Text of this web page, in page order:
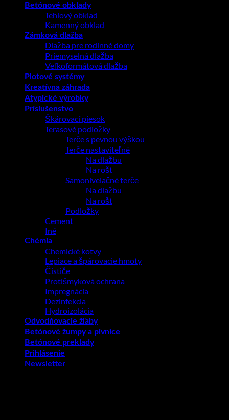
Betónové obklady
Tehlový obklad
Kamenný obklad
Zámková dlažba
Dlažba pre rodinné domy
Priemyselná dlažba
Veľkoformátová dlažba
Plotové systémy
Kreatívna záhrada
Atypické výrobky
Príslušenstvo
Škárovací piesok
Terasové podložky
Terče s pevnou výškou
Terče nastaviteľné
Na dlažbu
Na rošt
Samonivelačné terče
Na dlažbu
Na rošt
Podložky
Cement
Iné
Chémia
Chemické kotvy
Lepiace a špárovacie hmoty
Čističe
Protišmyková ochrana
Impregnácia
Dezinfekcia
Hydroizolácia
Odvodňovacie žľaby
Betónové žumpy a pivnice
Betónové preklady
Prihlásenie
Newsletter